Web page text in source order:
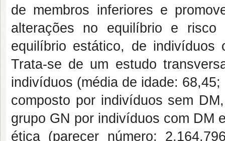
de membros inferiores e
alterações no equilíbrio e risco
equilíbrio estático, de
Trata-se de um estudo
indivíduos (média de idade:
composto por indivíduos sem
grupo GN por indivíduos com DM
ética (parecer número: